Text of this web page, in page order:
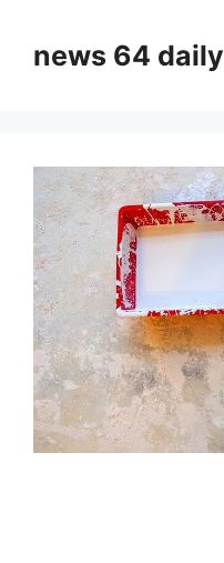
contentnews 64 daily